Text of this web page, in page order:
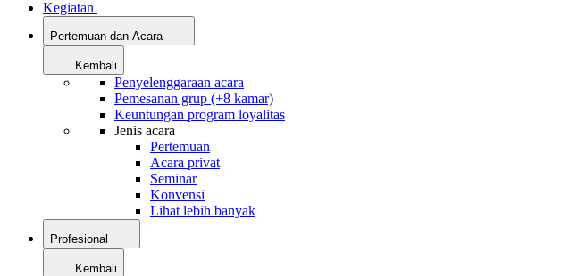
Kegiatan
Pertemuan dan Acara
Kembali
Penyelenggaraan acara
Pemesanan grup (+8 kamar)
Keuntungan program loyalitas
Jenis acara
Pertemuan
Acara privat
Seminar
Konvensi
Lihat lebih banyak
Profesional
Kembali